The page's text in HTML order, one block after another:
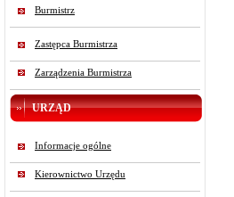
Burmistrz
Zastępca Burmistrza
Zarządzenia Burmistrza
URZĄD
Informacje ogólne
Kierownictwo Urzędu